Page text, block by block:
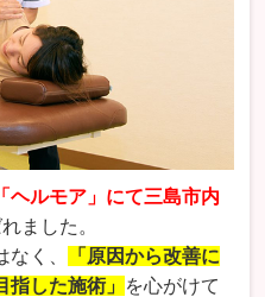
ヘルモア」にて三島市内
ました。
く、
「原因から改善に
した施術」
を心がけて